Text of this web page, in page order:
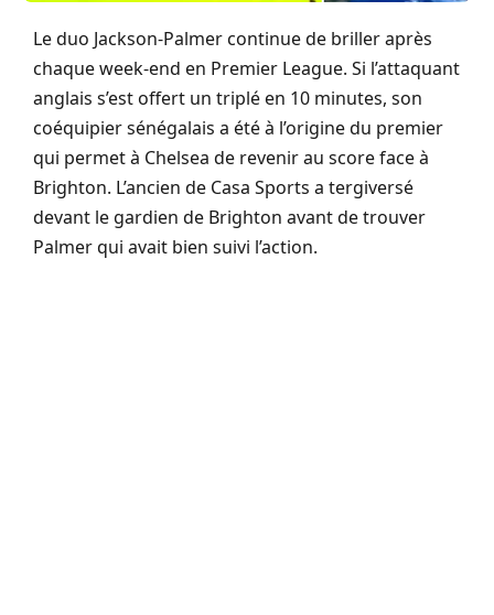
Le duo Jackson-Palmer continue de briller après
chaque week-end en Premier League. Si l’attaquant
anglais s’est offert un triplé en 10 minutes, son
coéquipier sénégalais a été à l’origine du premier
qui permet à Chelsea de revenir au score face à
Brighton. L’ancien de Casa Sports a tergiversé
devant le gardien de Brighton avant de trouver
Palmer qui avait bien suivi l’action.